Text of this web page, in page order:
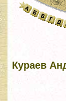
Кураев